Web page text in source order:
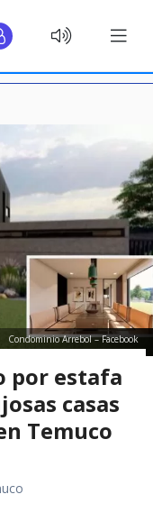
Condominio Arrebol – Facebook
por estafa
casas
Temuco